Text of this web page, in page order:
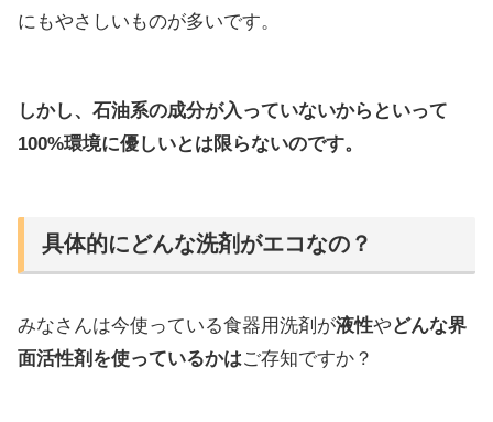
にもやさしいものが多いです。
しかし、石油系の成分が入っていないからといって
100%環境に優しいとは限らないのです。
具体的にどんな洗剤がエコなの？
みなさんは今使っている食器用洗剤が液性やどんな界
面活性剤を使っているかはご存知ですか？